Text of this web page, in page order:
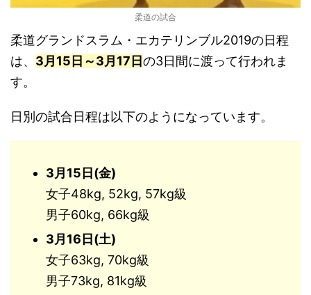
柔道の試合
柔道グランドスラム・エカテリンブル2019の日程
は、 3月15 日～3月17日の3日間に渡って行われま
す。
日別の試合日程は以下のようになっています。
3月15日(金)
女子48kg, 52kg, 57kg級
男子60kg, 66kg級
3月16日(土)
女子63kg, 70kg級
男子73kg, 81kg級